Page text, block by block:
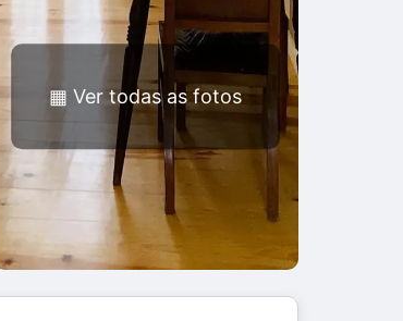
▦Ver todas as fotos